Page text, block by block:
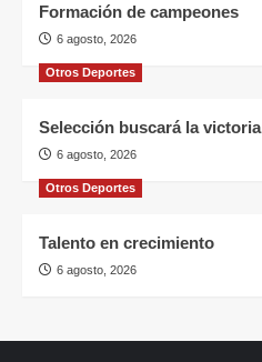
Formación de campeones
6 agosto, 2026
Otros Deportes
Selección buscará la victoria
6 agosto, 2026
Otros Deportes
Talento en crecimiento
6 agosto, 2026